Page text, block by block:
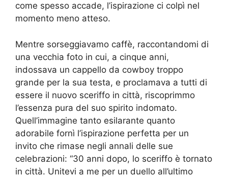
come spesso accade, l’ispirazione ci colpì nel
momento meno atteso.
Mentre sorseggiavamo caffè, raccontandomi di
una vecchia foto in cui, a cinque anni,
indossava un cappello da cowboy troppo
grande per la sua testa, e proclamava a tutti di
essere il nuovo sceriffo in città, riscoprimmo
l’essenza pura del suo spirito indomato.
Quell’immagine tanto esilarante quanto
adorabile fornì l’ispirazione perfetta per un
invito che rimase negli annali delle sue
celebrazioni: “30 anni dopo, lo sceriffo è tornato
in città. Unitevi a me per un duello all’ultimo